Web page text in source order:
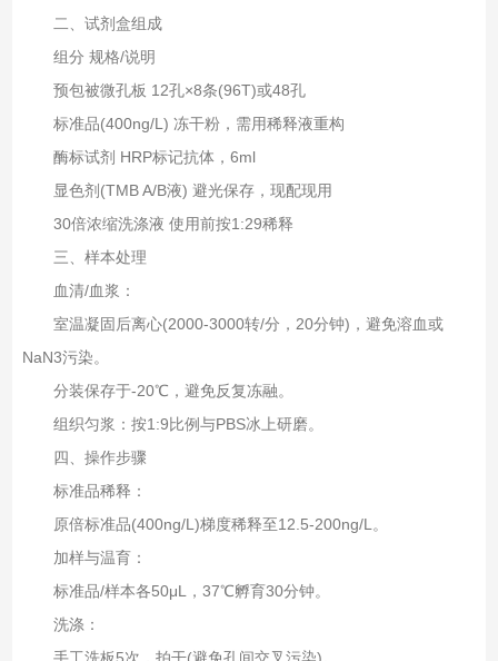
二、试剂盒组成
组分 规格/说明
预包被微孔板 12孔×8条(96T)或48孔
标准品(400ng/L) 冻干粉，需用稀释液重构
酶标试剂 HRP标记抗体，6ml
显色剂(TMB A/B液) 避光保存，现配现用
30倍浓缩洗涤液 使用前按1:29稀释
三、样本处理
血清/血浆‌：
室温凝固后离心(2000-3000转/分，20分钟)，避免溶血或
NaN3污染。
分装保存于-20℃，避免反复冻融。
组织匀浆‌：按1:9比例与PBS冰上研磨。
四、操作步骤
标准品稀释‌：
原倍标准品(400ng/L)梯度稀释至12.5-200ng/L。
加样与温育‌：
标准品/样本各50μL，37℃孵育30分钟。
洗涤‌：
手工洗板5次，拍干(避免孔间交叉污染)。